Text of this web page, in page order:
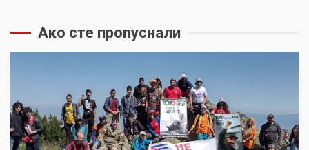
Ако сте пропуснали